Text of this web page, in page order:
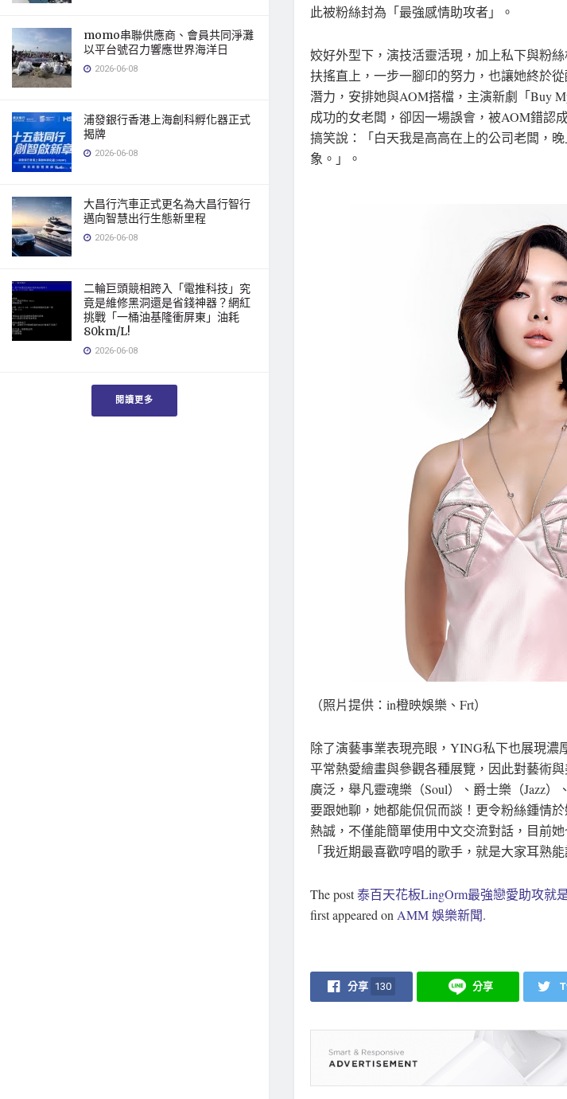
momo串聯供應商、會員共同淨灘
以平台號召力響應世界海洋日
2026-06-08
浦發銀行香港上海創科孵化器正式
揭牌
2026-06-08
大昌行汽車正式更名為大昌行智行
邁向智慧出行生態新里程
2026-06-08
二輪巨頭競相跨入「電推科技」究
竟是維修黑洞還是省錢神器？網紅
挑戰「一桶油基隆衝屏東」油耗
80km/L!
2026-06-08
閱讀更多
此被粉絲封為「最強感情助攻者」。
姣好外型下，演技活靈活現，加上私下與粉
扶搖直上，一步一腳印的努力，也讓她終於
潛力，安排她與AOM搭檔，主演新劇「Buy
成功的女老闆，卻因一場誤會，被AOM錯認
搞笑說：「白天我是高高在上的公司老闆，
象。」。
（照片提供：in橙映娛樂、Frt）
除了演藝事業表現亮眼，YING私下也展現濃
平常熱愛繪畫與參觀各種展覽，因此對藝術
廣泛，舉凡靈魂樂（Soul）、爵士樂（Jazz
要跟她聊，她都能侃侃而談！更令粉絲鍾情
熱誠，不僅能簡單使用中文交流對話，目前
「我近期最喜歡哼唱的歌手，就是大家耳熟能
The post泰百天花板LingOrm最強戀愛助攻就
first appeared on AMM 娛樂新聞.
分享 130 分享